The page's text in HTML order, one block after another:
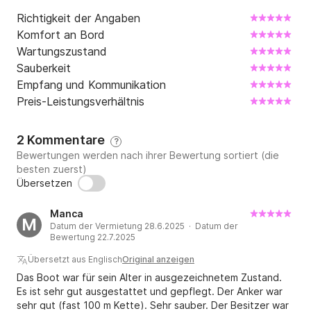
die Click & Boat-Plattform zu kontaktieren.
Richtigkeit der Angaben
Komfort an Bord
Wartungszustand
Sauberkeit
Empfang und Kommunikation
Preis-Leistungsverhältnis
2 Kommentare ?
Bewertungen werden nach ihrer Bewertung sortiert (die
besten zuerst)
Übersetzen
M
Manca
Datum der Vermietung 28.6.2025 · Datum der
Bewertung 22.7.2025
Übersetzt aus EnglischOriginal anzeigen
Das Boot war für sein Alter in ausgezeichnetem Zustand.
Es ist sehr gut ausgestattet und gepflegt. Der Anker war
sehr gut (fast 100 m Kette). Sehr sauber. Der Besitzer war